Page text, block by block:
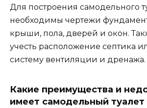
Для построения самодельного
необходимы чертежи
крыши, пола, дверей и окон.
учесть расположение септика
систему вентиляции и дренажа.
Какие преимущества и
имеет самодельный